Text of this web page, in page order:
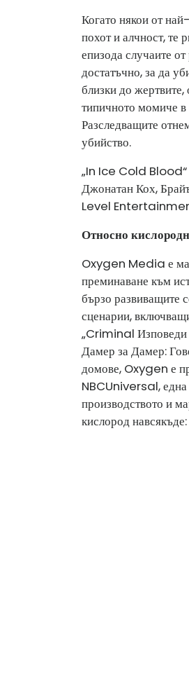
Когато някои от
похот и алчност, те
епизода случаите
достатъчно, за да
близки до
типичното момиче в
Разследващите
убийство.
„In Ice Cold Blood“
Джонатан Кох,
Level
Относно
Oxygen Media е
преминаване към
бързо развиващите
сценарии,
„Criminal Изповеди
Дамер за Дамер:
домове, Oxygen е
NBCUniversal, една
производството и
кислород